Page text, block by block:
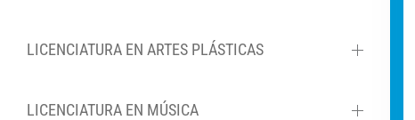
LICENCIATURA EN ARTES PLÁSTICAS
LICENCIATURA EN MÚSICA